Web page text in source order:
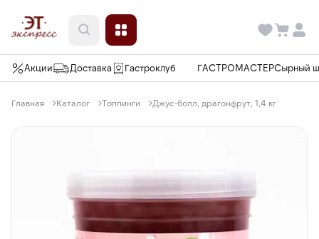
Акции Доставка Гастроклуб ГАСТРОМАСТЕРСырный
Главная Каталог Топпинги Джус-болл, драгонфрут, 1,4 кг